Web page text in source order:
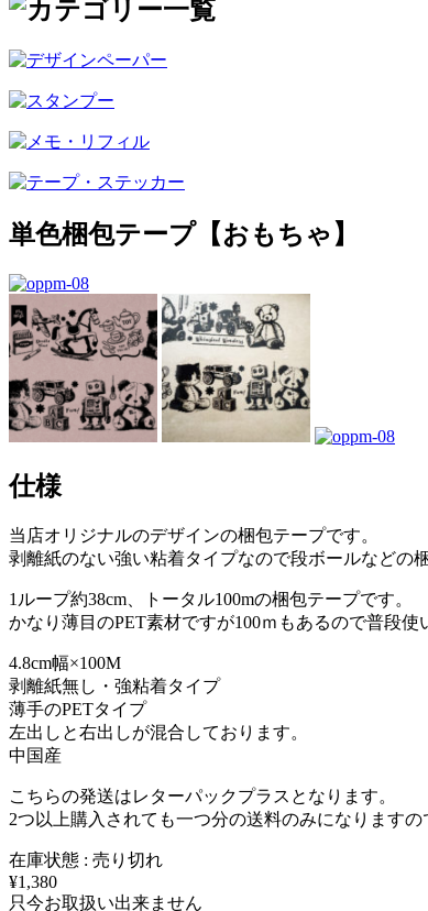
単色梱包テープ【おもちゃ】
仕様
当店オリジナルのデザインの梱包テープです。
剥離紙のない強い粘着タイプなので段ボールなどの
1ループ約38cm、トータル100mの梱包テープです。
かなり薄目のPET素材ですが100ｍもあるので普段使
4.8cm幅×100M
剥離紙無し・強粘着タイプ
薄手のPETタイプ
左出しと右出しが混合しております。
中国産
こちらの発送はレターパックプラスとなります。
2つ以上購入されても一つ分の送料のみになりますの
在庫状態 : 売り切れ
¥1,380
只今お取扱い出来ません